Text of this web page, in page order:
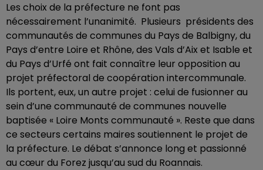
Les choix de la préfecture ne font pas
nécessairement l’unanimité. Plusieurs présidents des
communautés de communes du Pays de Balbigny, du
Pays d’entre Loire et Rhône, des Vals d’Aix et Isable et
du Pays d’Urfé ont fait connaître leur opposition au
projet préfectoral de coopération intercommunale.
Ils portent, eux, un autre projet : celui de fusionner au
sein d’une communauté de communes nouvelle
baptisée « Loire Monts communauté ». Reste que dans
ce secteurs certains maires soutiennent le projet de
la préfecture. Le débat s’annonce long et passionné
au cœur du Forez jusqu’au sud du Roannais.